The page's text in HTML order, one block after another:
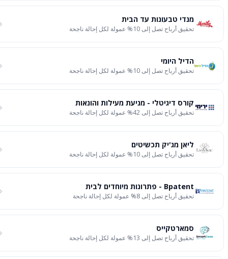
מנדי טבעונות עד הבית
تحقيق أرباح تصل إلى 10% عمولة لكل إحالة ناجحة
הדיל היומי
تحقيق أرباح تصل إلى 10% عمولة لكل إحالة ناجحة
קורס דיגיטלי - מניעת מעילות והונאות
تحقيق أرباح تصل إلى 42% عمولة لكل إحالة ناجحة
ליאן מג'יק תכשיטים
تحقيق أرباح تصل إلى 10% عمولة لكل إحالة ناجحة
Bpatent - פתרונות מיוחדים לבית
تحقيق أرباح تصل إلى 8% عمولة لكل إحالة ناجحة
סמארטקייס
تحقيق أرباح تصل إلى 13% عمولة لكل إحالة ناجحة